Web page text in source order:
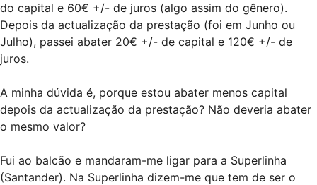
do capital e 60€ +/- de juros (algo assim do gênero).
Depois da actualização da prestação (foi em Junho ou
Julho), passei abater 20€ +/- de capital e 120€ +/- de
juros.
A minha dúvida é, porque estou abater menos capital
depois da actualização da prestação? Não deveria abater
o mesmo valor?
Fui ao balcão e mandaram-me ligar para a Superlinha
(Santander). Na Superlinha dizem-me que tem de ser o